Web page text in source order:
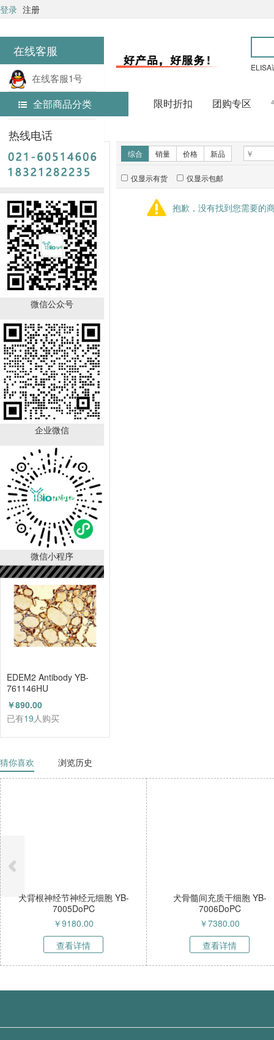
在线客服
在线客服1号
在线客服2号
热线电话
微信公众号
企业微信
微信小程序
登录 注册
ELISA
全部商品分类 限时折扣 团购专区
首页
技术服务
新品推荐
销量排行
TFF1 Antibody YB-
723431HU
￥890.00
已有21人购买
GALNT12 Antibody YB-
714224HU
￥890.00
人购买
EDEM2 Antibody YB-
761146HU
￥890.00
已有19人购买
综合 销量 价格 新品
仅显示有货 仅显示包邮
抱歉，没有找到您需要的
猜你喜欢 浏览历史
犬背根神经节神经元细胞 YB-
7005DoPC
￥9180.00
查看详情
犬骨髓间充质干细胞 YB-
7006DoPC
￥7380.00
查看详情